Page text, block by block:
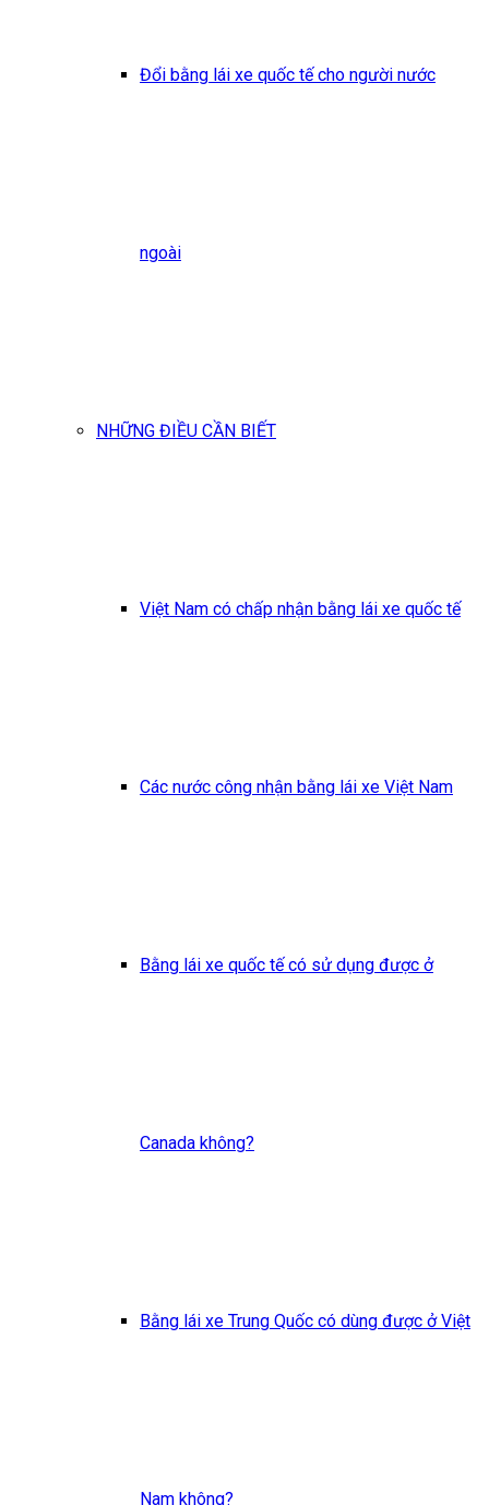
Đổi bằng lái xe quốc tế cho người nước
ngoài
NHỮNG ĐIỀU CẦN BIẾT
Việt Nam có chấp nhận bằng lái xe quốc tế
Các nước công nhận bằng lái xe Việt Nam
Bằng lái xe quốc tế có sử dụng được ở
Canada không?
Bằng lái xe Trung Quốc có dùng được ở Việt
Nam không?